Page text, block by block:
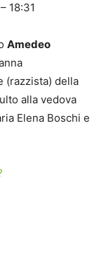
18:31
Amedeo
(razzista) della
alla vedova
Elena Boschi e